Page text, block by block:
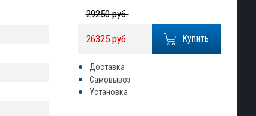
Купить
29250 руб.
26325 руб.
Доставка
Самовывоз
Установка